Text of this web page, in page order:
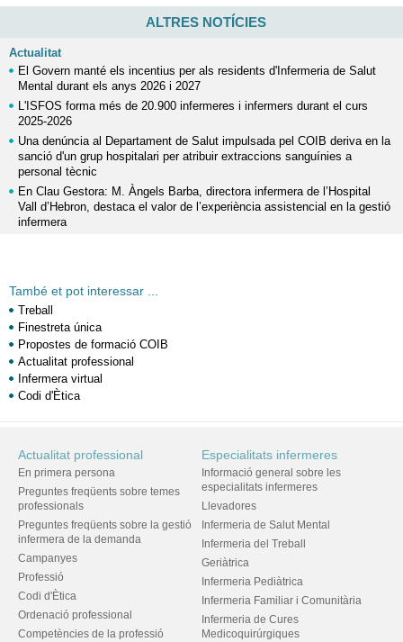
ALTRES NOTÍCIES
Actualitat
El Govern manté els incentius per als residents d'Infermeria de Salut
Mental durant els anys 2026 i 2027
L'ISFOS forma més de 20.900 infermeres i infermers durant el curs
2025-2026
Una denúncia al Departament de Salut impulsada pel COIB deriva en la
sanció d'un grup hospitalari per atribuir extraccions sanguínies a
personal tècnic
En Clau Gestora: M. Àngels Barba, directora infermera de l’Hospital
Vall d’Hebron, destaca el valor de l’experiència assistencial en la gestió
infermera
També et pot interessar ...
Treball
Finestreta única
Propostes de formació COIB
Actualitat professional
Infermera virtual
Codi d'Ètica
Actualitat professional
En primera persona
Preguntes freqüents sobre temes
professionals
Preguntes freqüents sobre la gestió
infermera de la demanda
Campanyes
Professió
Codi d'Ètica
Ordenació professional
Competències de la professió
Especialitats infermeres
Informació general sobre les
especialitats infermeres
Llevadores
Infermeria de Salut Mental
Infermeria del Treball
Geriàtrica
Infermeria Pediàtrica
Infermeria Familiar i Comunitària
Infermeria de Cures
Medicoquirúrgiques